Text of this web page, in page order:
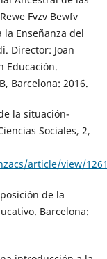
Fvzv Bewfv
Enseñanza del
Director: Joan
Educación.
Barcelona: 2016.
la situación-
Sociales, 2,
article/view/
de la
Barcelona: